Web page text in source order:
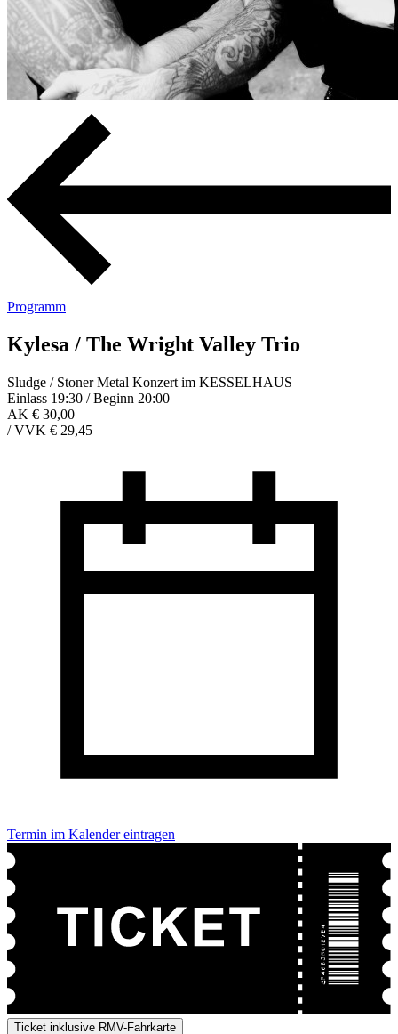
Programm
Kylesa / The Wright Valley Trio
Sludge / Stoner Metal Konzert im KESSELHAUS
Einlass 19:30 / Beginn 20:00
AK € 30,00
/VVK € 29,45
Termin im Kalender eintragen
Ticket inklusive RMV-Fahrkarte